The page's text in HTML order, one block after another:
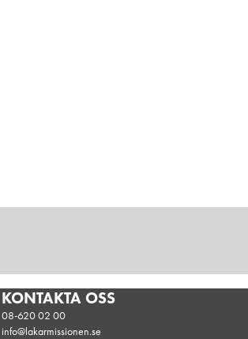
KONTAKTA OSS
08-620 02 00
info@lakarmissionen.se